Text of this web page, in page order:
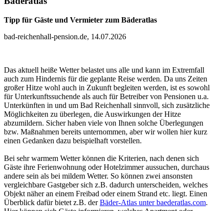
Tipp für Gäste und Vermieter zum Bäderatlas
bad-reichenhall-pension.de, 14.07.2026
Das aktuell heiße Wetter belastet uns alle und kann im Extremfall
auch zum Hindernis für die geplante Reise werden. Da uns Zeiten
großer Hitze wohl auch in Zukunft begleiten werden, ist es sowohl
für Unterkunftssuchende als auch für Betreiber von Pensionen u.a.
Unterkünften in und um Bad Reichenhall sinnvoll, sich zusätzliche
Möglichkeiten zu überlegen, die Auswirkungen der Hitze
abzumildern. Sicher haben viele von Ihnen solche Überlegungen
bzw. Maßnahmen bereits unternommen, aber wir wollen hier kurz
einen Gedanken dazu beispielhaft vorstellen.
Bei sehr warmem Wetter können die Kriterien, nach denen sich
Gäste ihre Ferienwohnung oder Hotelzimmer aussuchen, durchaus
andere sein als bei mildem Wetter. So können zwei ansonsten
vergleichbare Gastgeber sich z.B. dadurch unterscheiden, welches
Objekt näher an einem Freibad oder einem Strand etc. liegt. Einen
Überblick dafür bietet z.B. derBäder-Atlas unter baederatlas.com.